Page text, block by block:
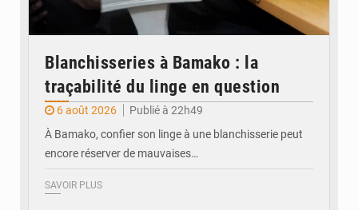
Blanchisseries à Bamako : la
traçabilité du linge en question
6 août 2026
Publié à 22h49
À Bamako, confier son linge à une blanchisserie peut
encore réserver de mauvaises…
SAVOIR PLUS